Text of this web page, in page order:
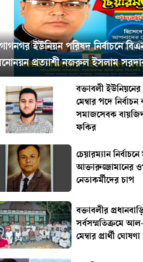
ইউনিয়ন পরিষদ নির্বাচনে
প্রত্যাশী নজরুল ইসলাম
বক্তাবলী ইউনিয়নের
মেম্বার পদে
সমাজসেবক
ফকির
চেয়ারম্যান
আক্তারুজ্জামানের
নেতাকর্মীদের চাপ
বক্তাবলীর
সর্বসম্মতিক্রমে
মেম্বার প্রার্থী ঘোষণা